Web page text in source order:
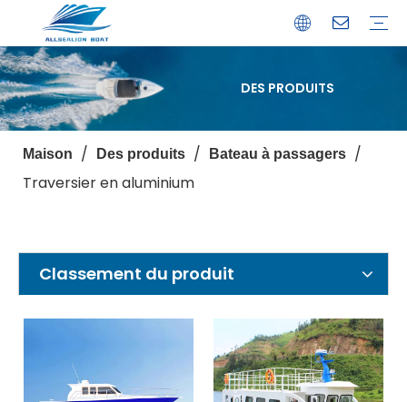
DES PRODUITS
Maison / Des produits / Bateau à passagers /
Traversier en aluminium
Classement du produit